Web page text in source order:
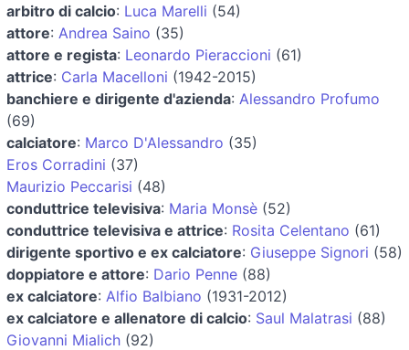
arbitro di calcio: Luca Marelli (54)
attore: Andrea Saino (35)
attore e regista: Leonardo Pieraccioni (61)
attrice: Carla Macelloni (1942-2015)
banchiere e dirigente d'azienda: Alessandro Profumo
(69)
calciatore: Marco D'Alessandro (35)
Eros Corradini (37)
Maurizio Peccarisi (48)
conduttrice televisiva: Maria Monsè (52)
conduttrice televisiva e attrice: Rosita Celentano (61)
dirigente sportivo e ex calciatore: Giuseppe Signori (58)
doppiatore e attore: Dario Penne (88)
ex calciatore: Alfio Balbiano (1931-2012)
ex calciatore e allenatore di calcio: Saul Malatrasi (88)
Giovanni Mialich (92)